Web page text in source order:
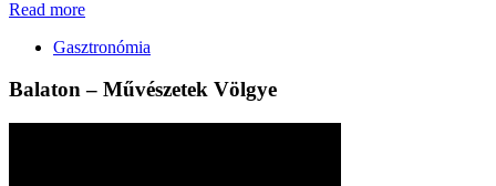
Read more
Gasztronómia
Balaton – Művészetek Völgye